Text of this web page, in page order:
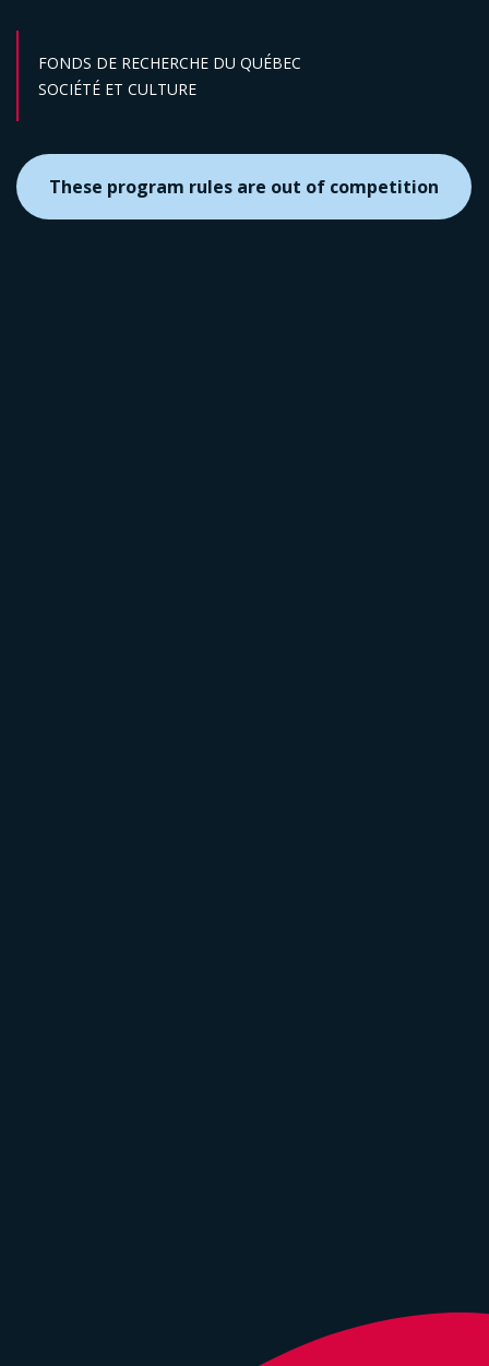
FONDS DE RECHERCHE DU QUÉBEC
Sector :
SOCIÉTÉ ET CULTURE
These program rules are out of competition